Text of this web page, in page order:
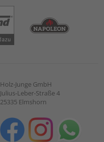
Holz-Junge GmbH
Julius-Leber-Straße 4
25335 Elmshorn